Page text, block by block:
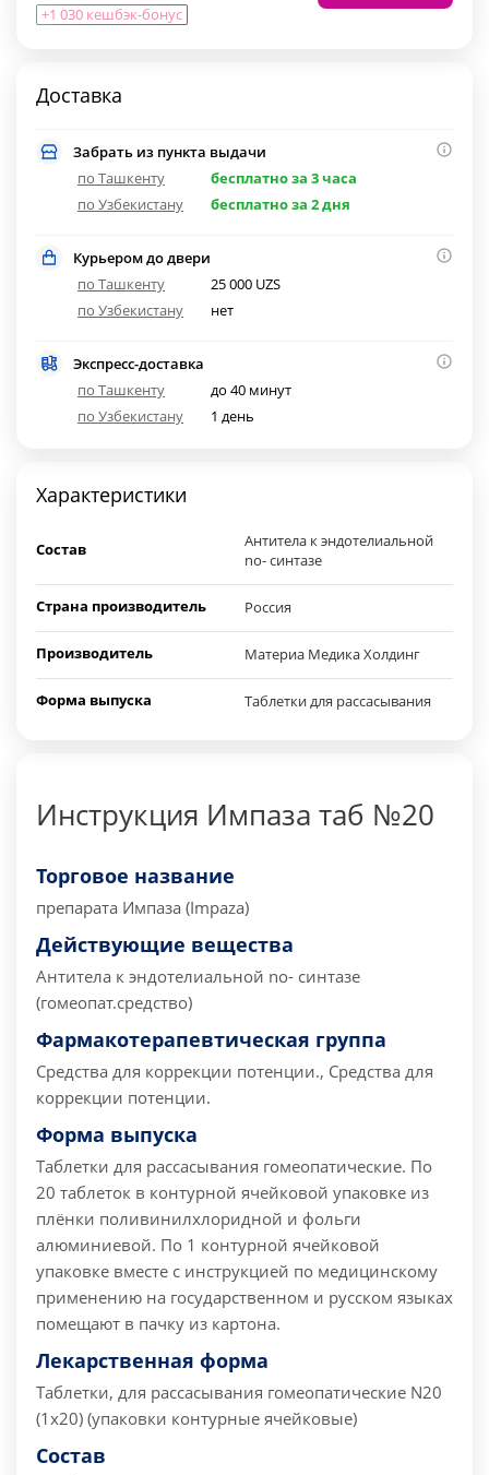
+1 030 кешбэк-бонус
Доставка
Забрать из пункта выдачи
по Ташкенту
бесплатно за 3 часа
по Узбекистану
бесплатно за 2 дня
Курьером до двери
по Ташкенту
25 000 UZS
по Узбекистану
нет
Экспресс-доставка
по Ташкенту
до 40 минут
по Узбекистану
1 день
Характеристики
Состав
Антитела к эндотелиальной
no- синтазе
Страна производитель Россия
Производитель Материа Медика Холдинг
Форма выпуска Таблетки для рассасывания
Инструкция Импаза таб №20
Торговое название
препарата Импаза (Impaza)
Действующие вещества
Антитела к эндотелиальной no- синтазе
(гомеопат.средство)
Фармакотерапевтическая группа
Средства для коррекции потенции., Средства для
коррекции потенции.
Форма выпуска
Таблетки для рассасывания гомеопатические. По
20 таблеток в контурной ячейковой упаковке из
плёнки поливинилхлоридной и фольги
алюминиевой. По 1 контурной ячейковой
упаковке вместе с инструкцией по медицинскому
применению на государственном и русском языках
помещают в пачку из картона.
Лекарственная форма
Таблетки, для рассасывания гомеопатические N20
(1x20) (упаковки контурные ячейковые)
Состав